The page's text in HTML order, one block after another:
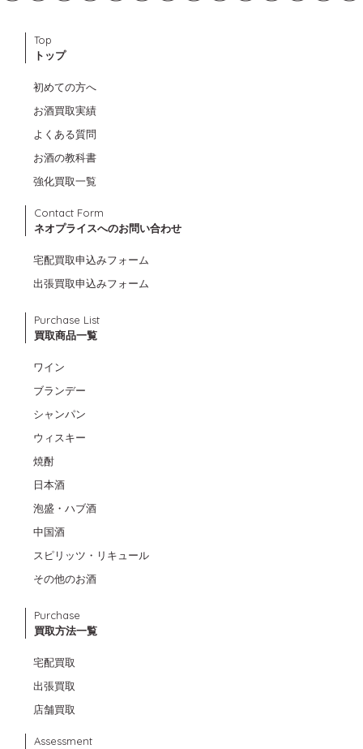
Top
トップ
初めての方へ
お酒買取実績
よくある質問
お酒の教科書
強化買取一覧
Contact Form
ネオプライスへのお問い合わせ
宅配買取申込みフォーム
出張買取申込みフォーム
Purchase List
買取商品一覧
ワイン
ブランデー
シャンパン
ウィスキー
焼酎
日本酒
泡盛・ハブ酒
中国酒
スピリッツ・リキュール
その他のお酒
Purchase
買取方法一覧
宅配買取
出張買取
店舗買取
Assessment